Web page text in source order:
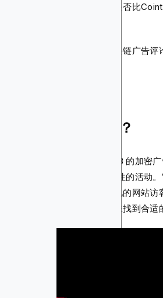
那么，它是如何运作的，它是否比
让我们更深入地研究这篇区块链广告
什么是区块链广告？
区块链广告是一个基于 Web3 的加密
大的 Web3 用户发起有针对性的活动
因为它超出了类似服务中常见的网站
通过定位他们的钱包来帮助您找到合适